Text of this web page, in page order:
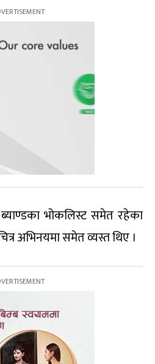
भोकलिस्ट समेत रहेका
अभिनयमा समेत व्यस्त थिए ।